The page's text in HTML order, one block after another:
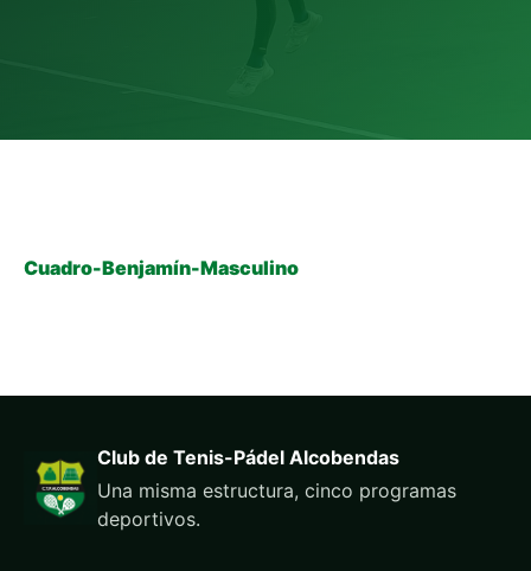
Cuadro-Benjamín-Masculino
Club de Tenis-Pádel Alcobendas
Una misma estructura, cinco programas
deportivos.